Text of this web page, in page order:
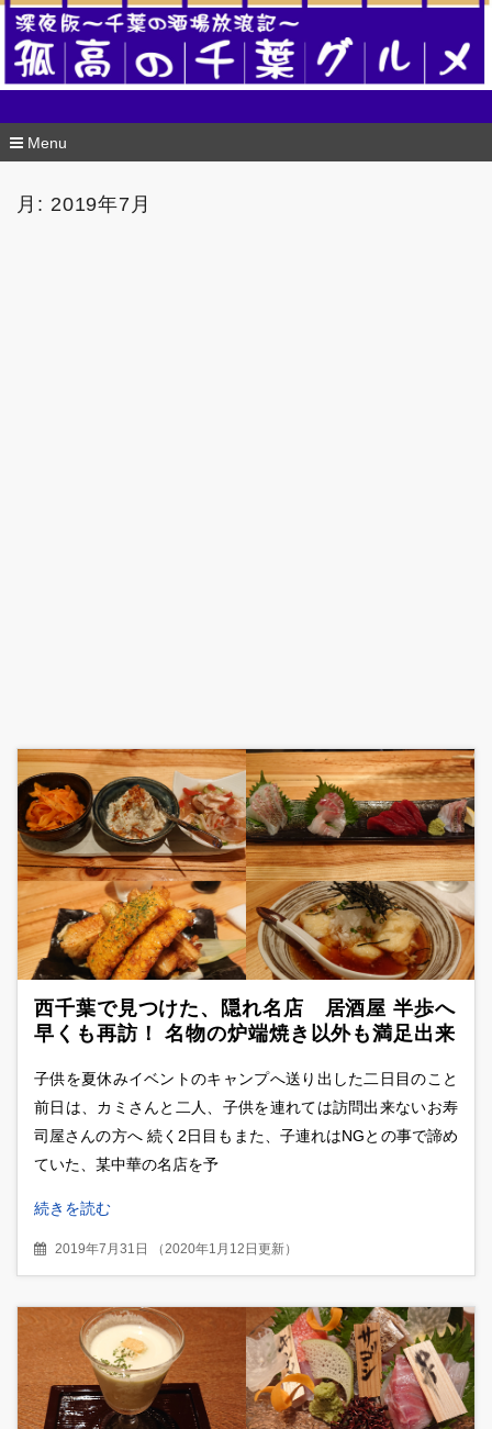
酒場版 孤高の千葉グルメ
Menu
月: 2019年7月
西千葉で見つけた、隠れ名店 居酒屋 半歩へ
早くも再訪！ 名物の炉端焼き以外も満足出来
存在感！？
子供を夏休みイベントのキャンプへ送り出した二日目のこと
前日は、カミさんと二人、子供を連れては訪問出来ないお寿
司屋さんの方へ 続く2日目もまた、子連れはNGとの事で諦め
ていた、某中華の名店を予
続きを読む
2019年7月31日 （2020年1月12日更新）